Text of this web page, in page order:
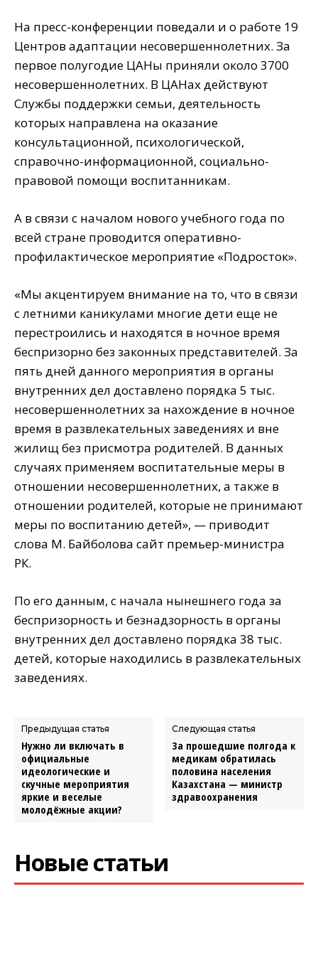
На пресс-конференции поведали и о работе 19
Центров адаптации несовершеннолетних. За
первое полугодие ЦАНы приняли около 3700
несовершеннолетних. В ЦАНах действуют
Службы поддержки семьи, деятельность
которых направлена на оказание
консультационной, психологической,
справочно-информационной, социально-
правовой помощи воспитанникам.
А в связи с началом нового учебного года по
всей стране проводится оперативно-
профилактическое мероприятие «Подросток».
«Мы акцентируем внимание на то, что в связи
с летними каникулами многие дети еще не
перестроились и находятся в ночное время
беспризорно без законных представителей. За
пять дней данного мероприятия в органы
внутренних дел доставлено порядка 5 тыс.
несовершеннолетних за нахождение в ночное
время в развлекательных заведениях и вне
жилищ без присмотра родителей. В данных
случаях применяем воспитательные меры в
отношении несовершеннолетних, а также в
отношении родителей, которые не принимают
меры по воспитанию детей», — приводит
слова М. Байболова сайт премьер-министра
РК.
По его данным, с начала нынешнего года за
беспризорность и безнадзорность в органы
внутренних дел доставлено порядка 38 тыс.
детей, которые находились в развлекательных
заведениях.
Предыдущая статья
Нужно ли включать в
официальные
идеологические и
скучные мероприятия
яркие и веселые
молодёжные акции?
Следующая статья
За прошедшие полгода к
медикам обратилась
половина населения
Казахстана — министр
здравоохранения
Новые статьи